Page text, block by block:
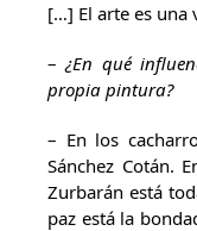
[…] El arte es una
–¿En qué
propia pintura?
– En los
Sánchez Cotán.
Zurbarán está
paz está la